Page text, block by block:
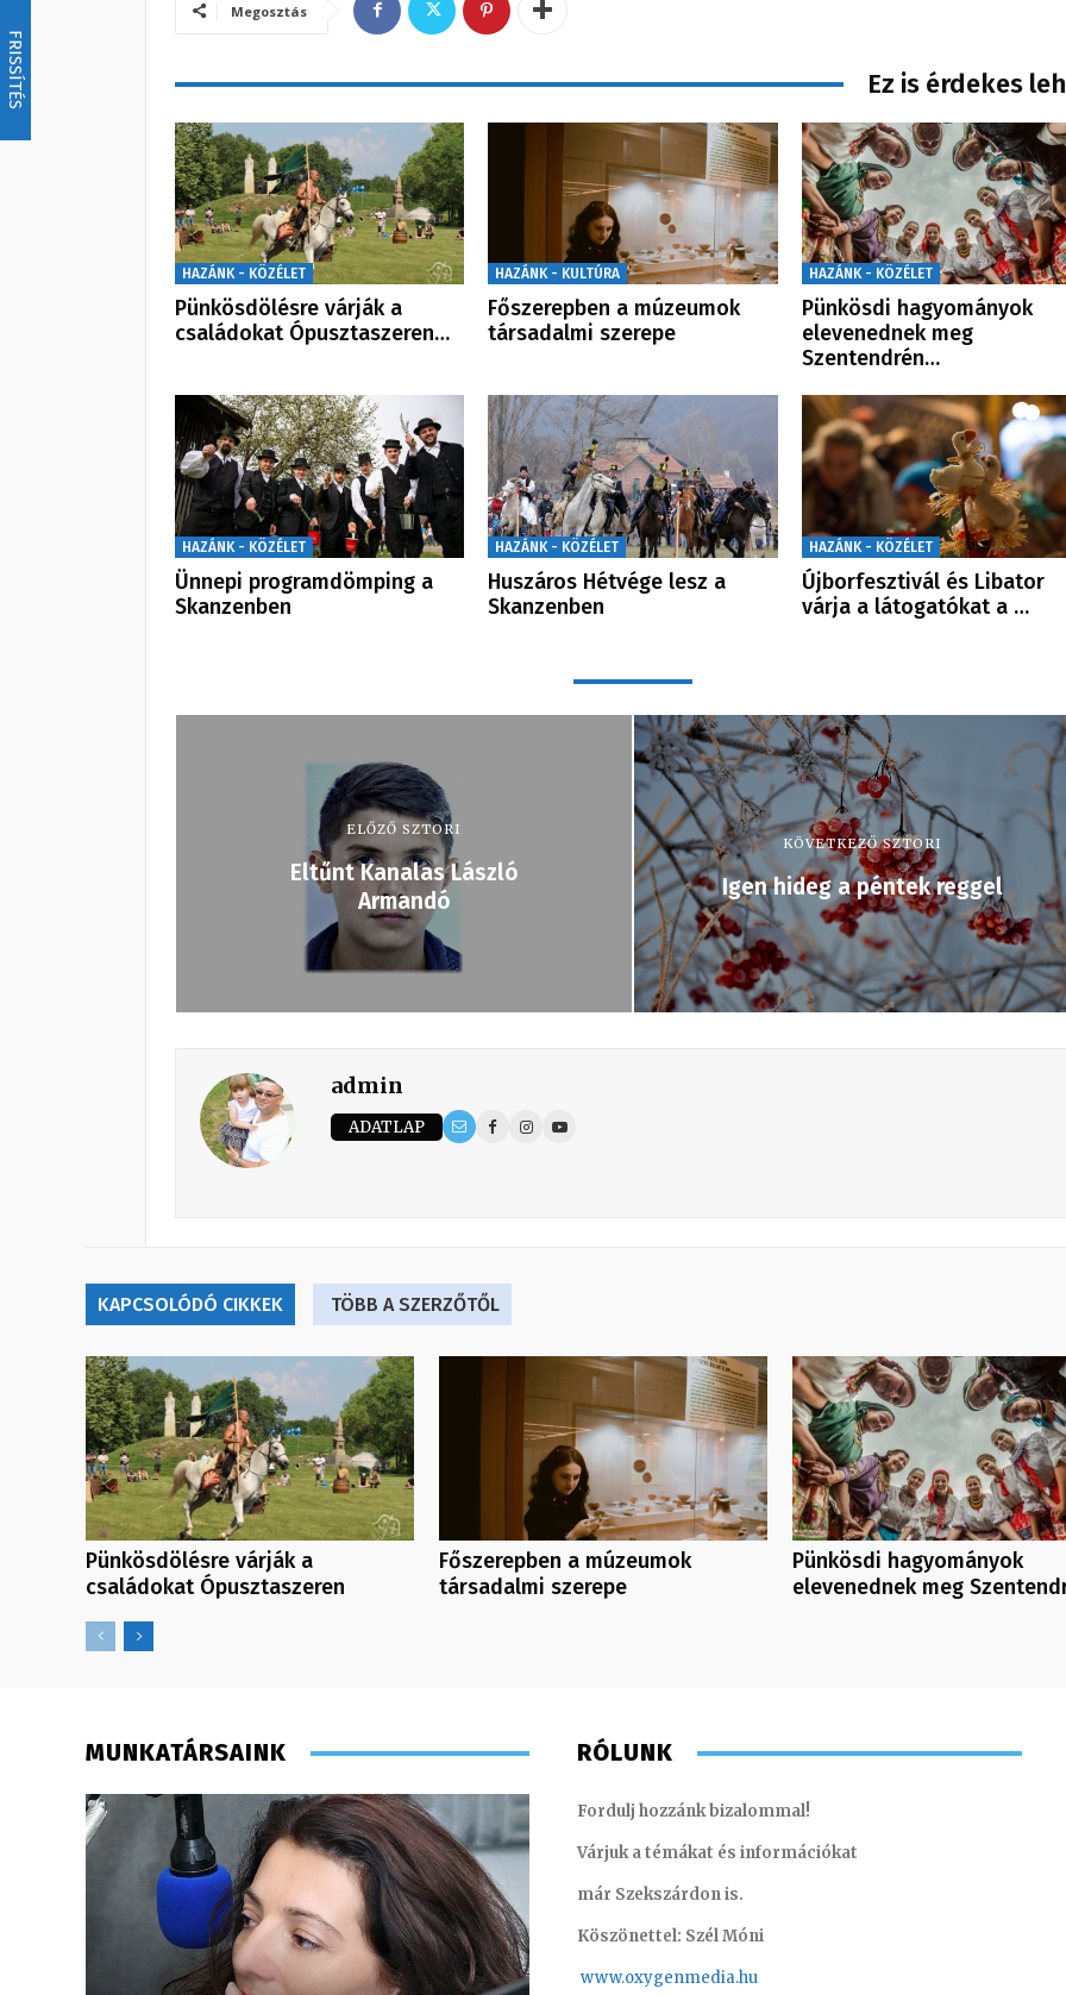
FRISSÍTÉS
Megosztás
Ez is érdekes
HAZÁNK - KÖZÉLET
Pünkösdölésre várják a
családokat Ópusztaszeren…
HAZÁNK - KULTÚRA
Főszerepben a múzeumok
társadalmi szerepe
HAZÁNK - KÖZÉLET
Pünkösdi hagyományok
elevenednek meg
Szentendrén…
HAZÁNK - KÖZÉLET
Ünnepi programdömping a
Skanzenben
HAZÁNK - KÖZÉLET
Huszáros Hétvége lesz a
Skanzenben
HAZÁNK - KÖZÉLET
Újborfesztivál és Libator
várja a látogatókat a …
ELŐZŐ SZTORI
Eltűnt Kanalas László
Armandó
KÖVETKEZŐ SZTORI
Igen hideg a péntek reggel
admin
ADATLAP
KAPCSOLÓDÓ CIKKEK TÖBB A SZERZŐTŐL
Pünkösdölésre várják a
családokat Ópusztaszeren
Főszerepben a múzeumok
társadalmi szerepe
Pünkösdi hagyományok
elevenednek meg
MUNKATÁRSAINK RÓLUNK
Fordulj hozzánk bizalommal!
Várjuk a témákat és információkat
már Szekszárdon is.
Köszönettel: Szél Móni
www.oxygenmedia.hu